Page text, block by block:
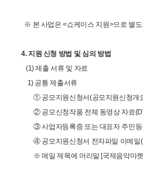
※ 본 사업은 <쇼케이스 지원>으로 별
4. 지원 신청 방법 및 심의 방법
(1) 제출 서류 및 자료
1) 공통 제출서류
① 공모지원신청서(공모지원신청개
② 공모신청작품 전체 동영상 자료
③ 사업자등록증 또는 대표자 주민등
④ 공모지원신청서 전자파일 이메일(
※ 메일 제목에 머리말 [국제음악마켓